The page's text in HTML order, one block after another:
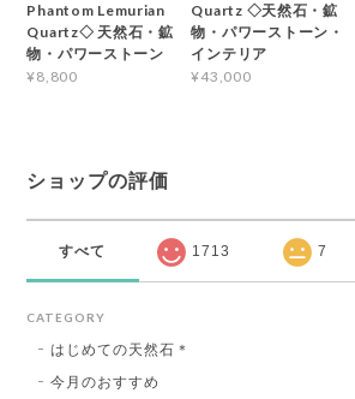
Phantom Lemurian
Quartz◇ 天然石・鉱
物・パワーストーン
¥8,800
Quartz ◇天然石・鉱
物・パワーストーン・
インテリア
¥43,000
ショップの評価
すべて 1713 7
CATEGORY
はじめての天然石＊
今月のおすすめ